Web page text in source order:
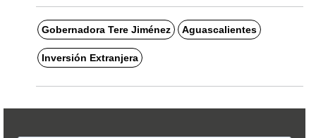
Gobernadora Tere Jiménez Aguascalientes
Inversión Extranjera